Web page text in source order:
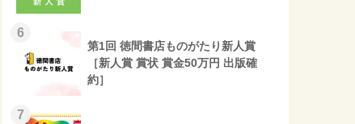
6
第1回 徳間書店ものがたり新人賞
［新人賞 賞状 賞金50万円 出版確
約］
7